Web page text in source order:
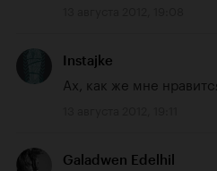
Instajke
Ах, как же мне
Galadwen Edelhil